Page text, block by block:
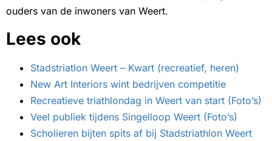
ouders van de inwoners van Weert.
Lees ook
Stadstriatlon Weert – Kwart (recreatief, heren)
New Art Interiors wint bedrijven competitie
Recreatieve triathlondag in Weert van start (Foto’s)
Veel publiek tijdens Singelloop Weert (Foto’s)
Scholieren bijten spits af bij Stadstriathlon Weert